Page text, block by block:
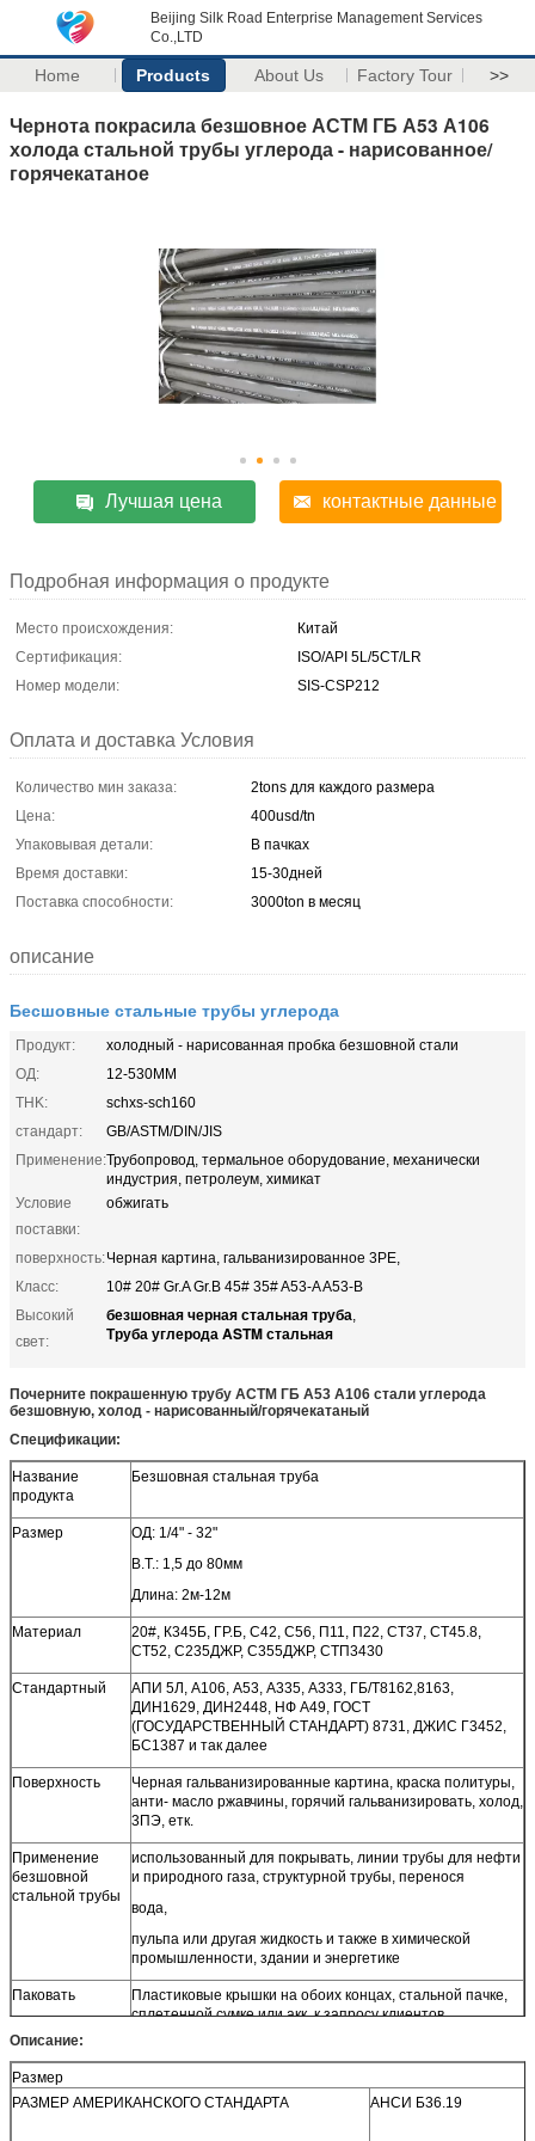
Beijing Silk Road Enterprise Management Services
Co.,LTD
Home Products About Us Factory Tour >>
Чернота покрасила безшовное АСТМ ГБ А53 А106
холода стальной трубы углерода - нарисованное/
горячекатаное
Лучшая цена контактные данные
Подробная информация о продукте
Место происхождения:
Китай
Сертификация:
ISO/API 5L/5CT/LR
Номер модели:
SIS-CSP212
Оплата и доставка Условия
Количество мин заказа:
2tons для каждого размера
Цена:
400usd/tn
Упаковывая детали:
В пачках
Время доставки:
15-30дней
Поставка способности:
3000ton в месяц
описание
Бесшовные стальные трубы углерода
Продукт:
холодный - нарисованная пробка безшовной стали
ОД:
12-530MM
THK:
schxs-sch160
стандарт:
GB/ASTM/DIN/JIS
Применение:Трубопровод, термальное оборудование, механически
индустрия, петролеум, химикат
Условие
поставки:
обжигать
поверхность:Черная картина, гальванизированное 3PE,
Класс:
10# 20# Gr.A Gr.B 45# 35# A53-A A53-B
Высокий
свет:
безшовная черная стальная труба,
Труба углерода ASTM стальная
Почерните покрашенную трубу АСТМ ГБ А53 А106 стали углерода
безшовную, холод - нарисованный/горячекатаный
Спецификации:
Название
продукта
Безшовная стальная труба
Размер
ОД: 1/4" - 32"
В.Т.: 1,5 до 80мм
Длина: 2м-12м
Материал
20#, К345Б, ГР.Б, С42, С56, П11, П22, СТ37, СТ45.8,
СТ52, С235ДЖР, С355ДЖР, СТП3430
Стандартный
АПИ 5Л, А106, А53, А335, А333, ГБ/Т8162,8163,
ДИН1629, ДИН2448, НФ А49, ГОСТ
(ГОСУДАРСТВЕННЫЙ СТАНДАРТ) 8731, ДЖИС Г3452,
БС1387 и так далее
Поверхность
Черная гальванизированные картина, краска политуры,
анти- масло ржавчины, горячий гальванизировать, холод,
3ПЭ, етк.
Применение
безшовной
стальной трубы
использованный для покрывать, линии трубы для нефти
и природного газа, структурной трубы, перенося
вода,
пульпа или другая жидкость и также в химической
промышленности, здании и энергетике
Паковать
Пластиковые крышки на обоих концах, стальной пачке,
сплетенной сумке или акк. к запросу клиентов
Сертификат
Срок поставки
В срок доставка и проворный ответ к дознанию
покупателя
Описание:
Размер
РАЗМЕР АМЕРИКАНСКОГО СТАНДАРТА
АНСИ Б36.19